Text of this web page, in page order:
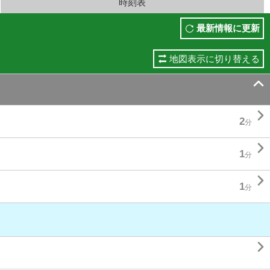
時刻表
最新情報に更新
地図表示に切り替える

2分 
1分 
1分 
